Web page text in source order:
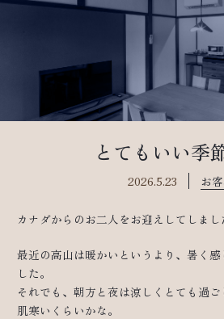
とてもいい季
2026.5.23 お
カナダからのお二人をお迎えしてしまし
最近の高山は暖かいというより、暑く
した。
それでも、朝方と夜は涼しくとても過
肌寒いくらいかな。